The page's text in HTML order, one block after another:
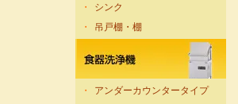
・
シンク
・
吊戸棚・棚
・
アンダーカウンタータイプ